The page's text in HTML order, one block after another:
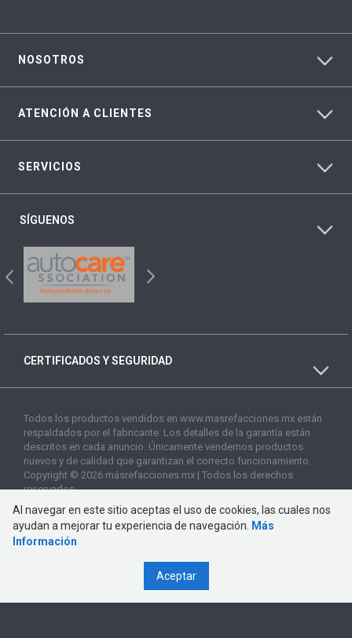
NOSOTROS
ATENCIÓN A CLIENTES
SERVICIOS
SÍGUENOS
CERTIFICADOS Y SEGURIDAD
Todos los productos vendidos en www.masrefacciones.mx están
respaldados por el fabricante. Los detalles de la garantía están
descritos en cada anuncio. Únicamente vendemos productos
nuevos y de calidad que garantizan el correcto funcionamiento.
Copyright © 2026 másrefacciones.mx | Todos los derechos
reservados
Al navegar en este sitio aceptas el uso de cookies, las cuales nos
ayudan a mejorar tu experiencia de navegación.
Más
Información
Aceptar